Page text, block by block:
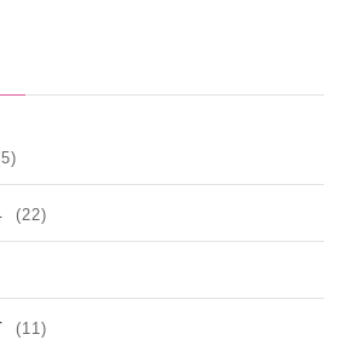
(22)
(11)